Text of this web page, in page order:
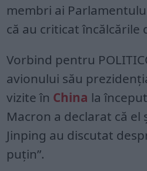
membri ai
că au criticat
Vorbind pentru
avionului său
vizite în China la
Macron a declarat că el
Jinping au discutat
puțin”.